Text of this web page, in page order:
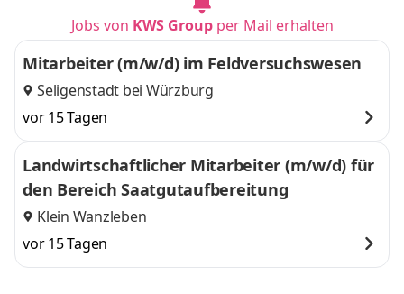
Jobs von KWS Groupper Mail erhalten
Mitarbeiter (m/w/d) im Feldversuchswesen
Seligenstadt bei Würzburg
vor 15 Tagen
Landwirtschaftlicher Mitarbeiter (m/w/d) für
den Bereich Saatgutaufbereitung
Klein Wanzleben
vor 15 Tagen